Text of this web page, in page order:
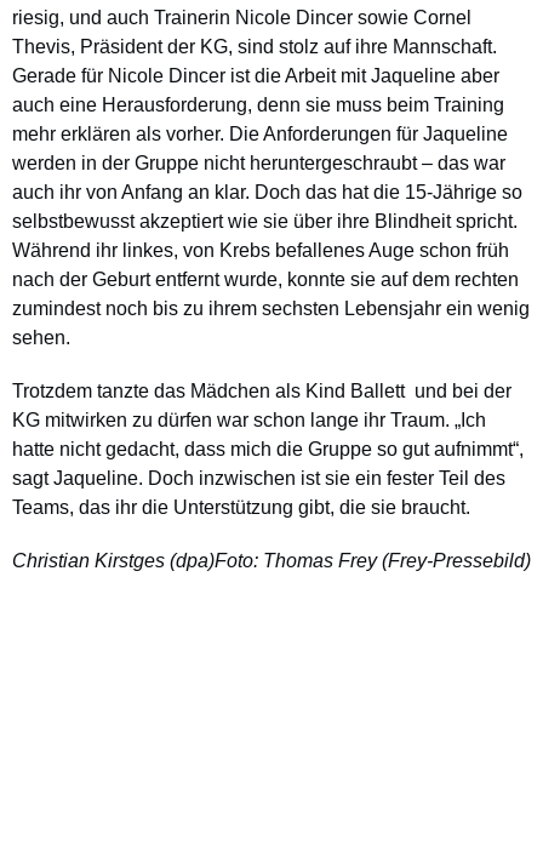
riesig, und auch Trainerin Nicole Dincer sowie Cornel
Thevis, Präsident der KG, sind stolz auf ihre Mannschaft.
Gerade für Nicole Dincer ist die Arbeit mit Jaqueline aber
auch eine Herausforderung, denn sie muss beim Training
mehr erklären als vorher. Die Anforderungen für Jaqueline
werden in der Gruppe nicht heruntergeschraubt – das war
auch ihr von Anfang an klar. Doch das hat die 15-Jährige so
selbstbewusst akzeptiert wie sie über ihre Blindheit spricht.
Während ihr linkes, von Krebs befallenes Auge schon früh
nach der Geburt entfernt wurde, konnte sie auf dem rechten
zumindest noch bis zu ihrem sechsten Lebensjahr ein wenig
sehen.
Trotzdem tanzte das Mädchen als Kind Ballett ­ und bei der
KG mitwirken zu dürfen war schon lange ihr Traum. „Ich
hatte nicht gedacht, dass mich die Gruppe so gut aufnimmt“,
sagt Jaqueline. Doch inzwischen ist sie ein fester Teil des
Teams, das ihr die Unterstützung gibt, die sie braucht.
Christian Kirstges (dpa)Foto: Thomas Frey (Frey-Pressebild)